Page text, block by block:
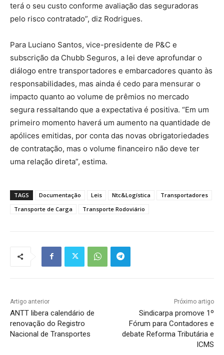
terá o seu custo conforme avaliação das seguradoras
pelo risco contratado”, diz Rodrigues.
Para Luciano Santos, vice-presidente de P&C e
subscrição da Chubb Seguros, a lei deve aprofundar o
diálogo entre transportadores e embarcadores quanto às
responsabilidades, mas ainda é cedo para mensurar o
impacto quanto ao volume de prêmios no mercado
segura ressaltando que a expectativa é positiva. “Em um
primeiro momento haverá um aumento na quantidade de
apólices emitidas, por conta das novas obrigatoriedades
de contratação, mas o volume financeiro não deve ter
uma relação direta”, estima.
TAGS Documentação Leis Ntc&Logística
Transportadores
Transporte de Carga
Transporte Rodoviário
Artigo anterior
ANTT libera calendário de
renovação do Registro
Nacional de Transportes
Próximo artigo
Sindicarpa promove 1º
Fórum para Contadores e
debate Reforma Tributária e
ICMS